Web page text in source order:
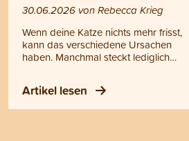
30.06.2026 von Rebecca Krieg
Wenn deine Katze nichts mehr frisst,
kann das verschiedene Ursachen
haben. Manchmal steckt lediglich
auch gesundheitliche Probleme die
Ursache sein. Doch wann helfen
Artikel lesen